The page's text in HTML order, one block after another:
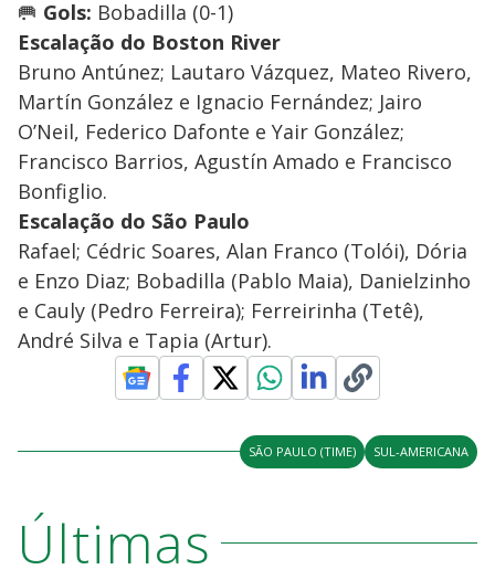
🥅 Gols: Bobadilla (0-1)
Escalação do Boston River
Bruno Antúnez; Lautaro Vázquez, Mateo Rivero,
Martín González e Ignacio Fernández; Jairo
O’Neil, Federico Dafonte e Yair González;
Francisco Barrios, Agustín Amado e Francisco
Bonfiglio.
Escalação do São Paulo
Rafael; Cédric Soares, Alan Franco (Tolói), Dória
e Enzo Diaz; Bobadilla (Pablo Maia), Danielzinho
e Cauly (Pedro Ferreira); Ferreirinha (Tetê),
André Silva e Tapia (Artur).
SÃO PAULO (TIME) SUL-AMERICANA
Últimas